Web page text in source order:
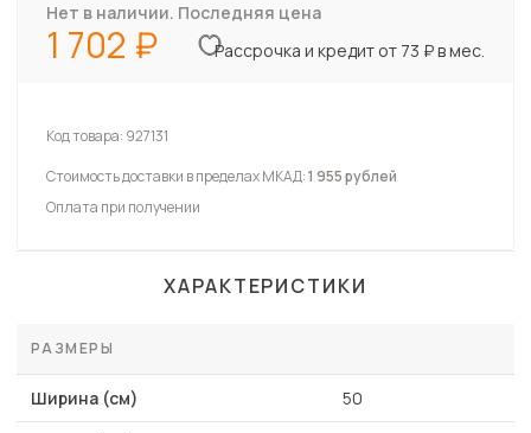
Нет в наличии. Последняя цена
1 702 Рассрочка и кредит от 73 ₽ в мес.
Код товара: 927131
Стоимость доставки в пределах МКАД:1 955 рублей
Оплата при получении
ХАРАКТЕРИСТИКИ
РАЗМЕРЫ
Ширина (см) 50